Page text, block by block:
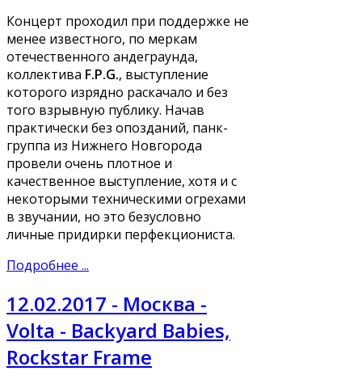
Концерт проходил при поддержке не
менее известного, по меркам
отечественного андеграунда,
коллектива F.P.G., выступление
которого изрядно раскачало и без
того взрывную публику. Начав
практически без опозданий, панк-
группа из Нижнего Новгорода
провели очень плотное и
качественное выступление, хотя и с
некоторыми техническими огрехами
в звучании, но это безусловно
личные придирки перфекциониста.
Подробнее ...
12.02.2017 - Москва -
Volta - Backyard Babies,
Rockstar Frame